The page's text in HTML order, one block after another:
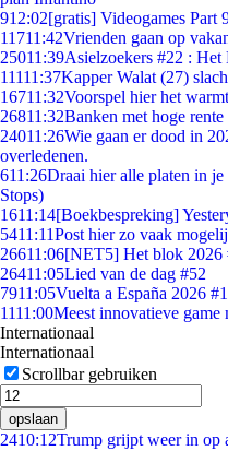
912:02[gratis] Videogames Part
11711:42Vrienden gaan op
25011:39Asielzoekers #22 : Het
11111:37Kapper Walat (27)
16711:32Voorspel hier het
26811:32Banken met hoge
24011:26Wie gaan er dood in
overledenen.
611:26Draai hier alle platen in
Stops)
1611:14[Boekbespreking]
5411:11Post hier zo vaak
26611:06[NET5] Het blok 2026
26411:05Lied van de dag #52
7911:05Vuelta a España 2026 #1
1111:00Meest innovatieve game
Internationaal
Internationaal
Scrollbar gebruiken
opslaan
2410:12Trump grijpt weer in op